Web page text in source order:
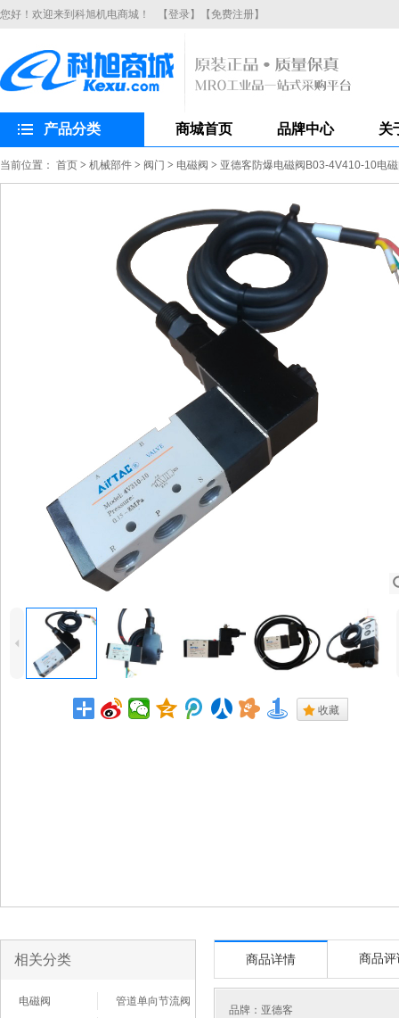
您好！欢迎来到科旭机电商城！ 【登录】 【免费注册】
产品分类 商城首页 品牌中心 关
当前位置： 首页 > 机械部件 > 阀门 > 电磁阀 > 亚德客防爆电磁阀B03-4V410-10电
4
. 收藏
相关分类
电磁阀
管道单向节流阀
商品详情 商品评
品牌： 亚德客